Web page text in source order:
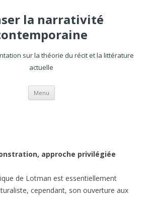
la narrativité
sur la théorie du récit et la littérature
actuelle
Menu Aller
contenu
approche privilégiée
de Lotman est essentiellement
cependant, son ouverture aux